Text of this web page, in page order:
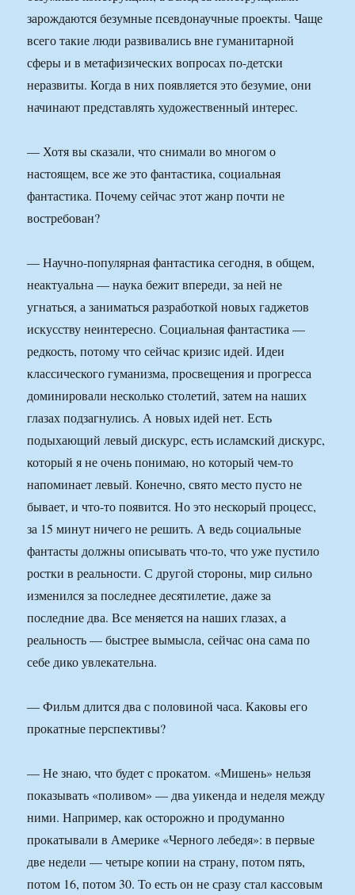
зарождаются безумные псевдонаучные проекты. Чаще
всего такие люди развивались вне гуманитарной
сферы и в метафизических вопросах по-детски
неразвиты. Когда в них появляется это безумие, они
начинают представлять художественный интерес.
— Хотя вы сказали, что снимали во многом о
настоящем, все же это фантастика, социальная
фантастика. Почему сейчас этот жанр почти не
востребован?
— Научно-популярная фантастика сегодня, в общем,
неактуальна — наука бежит впереди, за ней не
угнаться, а заниматься разработкой новых гаджетов
искусству неинтересно. Социальная фантастика —
редкость, потому что сейчас кризис идей. Идеи
классического гуманизма, просвещения и прогресса
доминировали несколько столетий, затем на наших
глазах подзагнулись. А новых идей нет. Есть
подыхающий левый дискурс, есть исламский дискурс,
который я не очень понимаю, но который чем-то
напоминает левый. Конечно, свято место пусто не
бывает, и что-то появится. Но это нескорый процесс,
за 15 минут ничего не решить. А ведь социальные
фантасты должны описывать что-то, что уже пустило
ростки в реальности. С другой стороны, мир сильно
изменился за последнее десятилетие, даже за
последние два. Все меняется на наших глазах, а
реальность — быстрее вымысла, сейчас она сама по
себе дико увлекательна.
— Фильм длится два с половиной часа. Каковы его
прокатные перспективы?
— Не знаю, что будет с прокатом. «Мишень» нельзя
показывать «поливом» — два уикенда и неделя между
ними. Например, как осторожно и продуманно
прокатывали в Америке «Черного лебедя»: в первые
две недели — четыре копии на страну, потом пять,
потом 16, потом 30. То есть он не сразу стал кассовым